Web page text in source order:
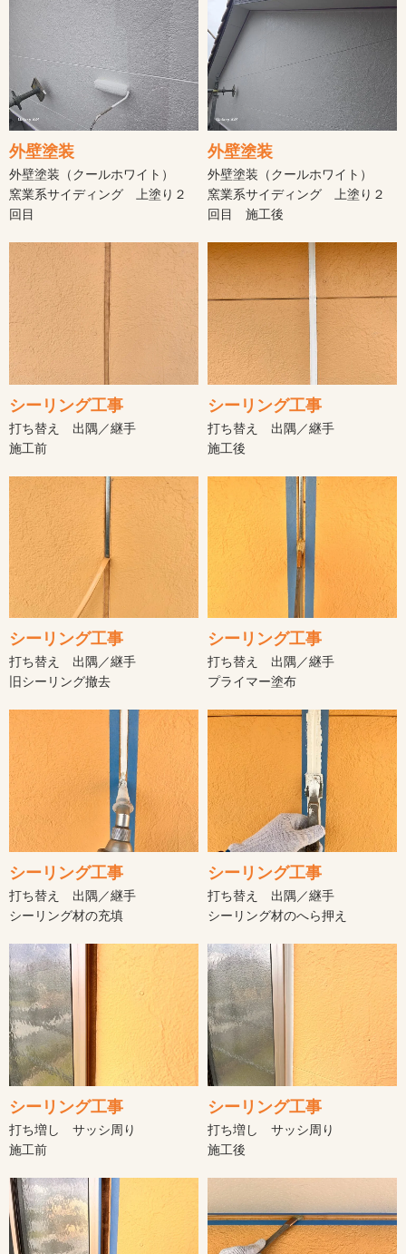
外壁塗装
外壁塗装（クールホワイト）
窯業系サイディング 上塗り２
回目
外壁塗装
外壁塗装（クールホワイト）
窯業系サイディング 上塗り２
回目 施工後
シーリング工事
打ち替え 出隅／継手
施工前
シーリング工事
打ち替え 出隅／継手
施工後
シーリング工事
打ち替え 出隅／継手
旧シーリング撤去
シーリング工事
打ち替え 出隅／継手
プライマー塗布
シーリング工事
打ち替え 出隅／継手
シーリング材の充填
シーリング工事
打ち替え 出隅／継手
シーリング材のへら押え
シーリング工事
打ち増し サッシ周り
施工前
シーリング工事
打ち増し サッシ周り
施工後